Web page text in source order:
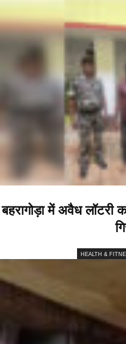
बहरागोड़ा में अवैध
HEALTH &